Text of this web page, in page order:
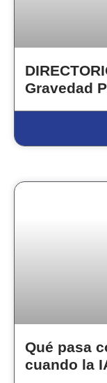
Gravedad
Qué pasa
cuando la